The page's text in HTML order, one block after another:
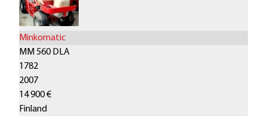
Minkomatic
MM 560 DLA
1782
2007
14 900 €
Finland